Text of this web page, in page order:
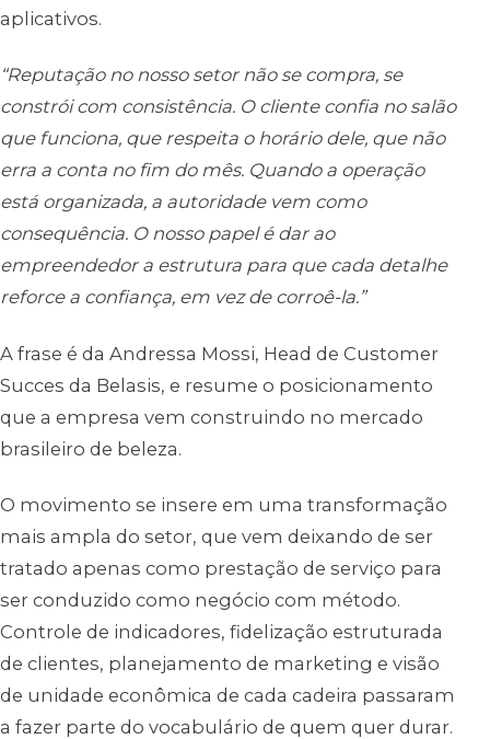
aplicativos.
“Reputação no nosso setor não se compra, se
constrói com consistência. O cliente confia no salão
que funciona, que respeita o horário dele, que não
erra a conta no fim do mês. Quando a operação
está organizada, a autoridade vem como
consequência. O nosso papel é dar ao
empreendedor a estrutura para que cada detalhe
reforce a confiança, em vez de corroê-la.”
A frase é da Andressa Mossi, Head de Customer
Succes da Belasis, e resume o posicionamento
que a empresa vem construindo no mercado
brasileiro de beleza.
O movimento se insere em uma transformação
mais ampla do setor, que vem deixando de ser
tratado apenas como prestação de serviço para
ser conduzido como negócio com método.
Controle de indicadores, fidelização estruturada
de clientes, planejamento de marketing e visão
de unidade econômica de cada cadeira passaram
a fazer parte do vocabulário de quem quer durar.